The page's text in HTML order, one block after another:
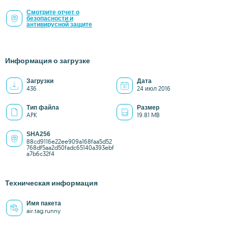
Смотрите отчет о
безопасности и
антивирусной защите
Информация о загрузке
Загрузки
436
Дата
24 июл 2016
Тип файла
APK
Размер
19.81 MB
SHA256
88cd9116e22ee909a168faa5d52
768df5aa2d50fadc65140a393ebf
a7b6c32f4
Техническая информация
Имя пакета
air.tag.runny